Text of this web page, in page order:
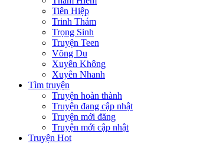
Tiên Hiệp
Trinh Thám
Trọng Sinh
Truyện Teen
Võng Du
Xuyên Không
Xuyên Nhanh
Tìm truyện
Truyện hoàn thành
Truyện đang cập nhật
Truyện mới đăng
Truyện mới cập nhật
Truyện Hot